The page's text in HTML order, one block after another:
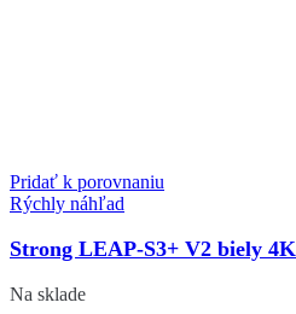
Pridať k porovnaniu
Rýchly náhľad
Strong LEAP-S3+ V2 biely
Na sklade